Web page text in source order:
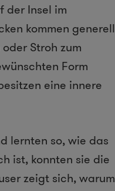
der Insel im
kommen generell
Stroh zum
Form
eine innere
lernten so, wie das
ist, konnten sie die
zeigt sich, warum